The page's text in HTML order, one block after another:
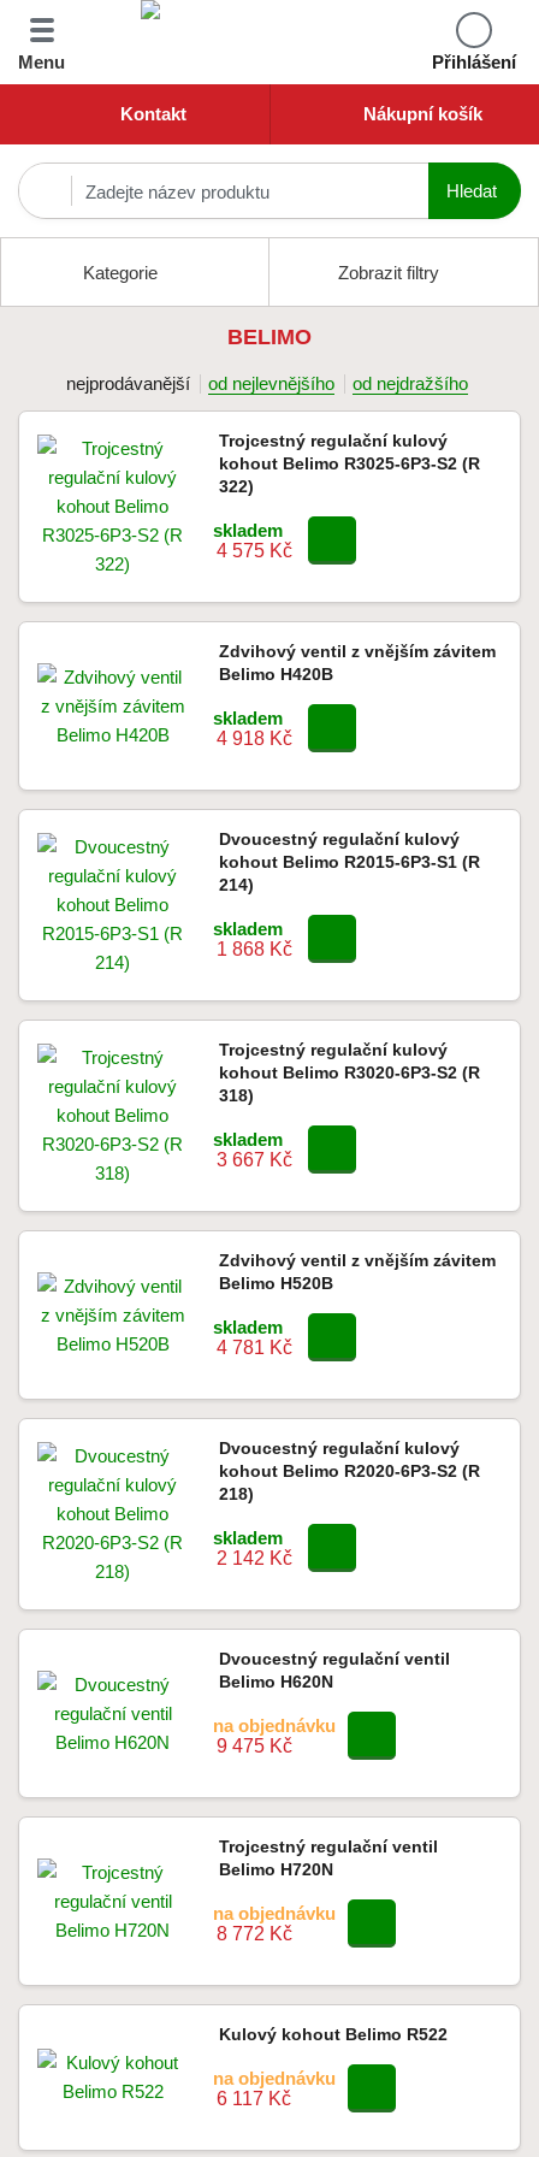
Menu Přihlášení
Kontakt Nákupní košík
Kategorie Zobrazit filtry
BELIMO
nejprodávanější od nejlevnějšího od nejdražšího
Trojcestný regulační kulový
kohout Belimo R3025-6P3-S2 (R
322)
skladem
4 575 Kč
Zdvihový ventil z vnějším závitem
Belimo H420B
skladem
4 918 Kč
Dvoucestný regulační kulový
kohout Belimo R2015-6P3-S1 (R
214)
skladem
1 868 Kč
Trojcestný regulační kulový
kohout Belimo R3020-6P3-S2 (R
318)
skladem
3 667 Kč
Zdvihový ventil z vnějším závitem
Belimo H520B
skladem
4 781 Kč
Dvoucestný regulační kulový
kohout Belimo R2020-6P3-S2 (R
218)
skladem
2 142 Kč
Dvoucestný regulační ventil
Belimo H620N
na objednávku
9 475 Kč
Trojcestný regulační ventil
Belimo H720N
na objednávku
8 772 Kč
Kulový kohout Belimo R522
na objednávku
6 117 Kč